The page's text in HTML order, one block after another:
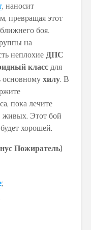
, наносит
превращая этот
боя.
на
неплохие ДПС
класс для
основному хилу. В
пока лечите
живых. Этот бой
хорошей.
Пожиратель)
;